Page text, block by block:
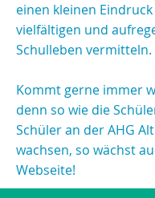
einen kleinen
vielfältigen und
Schulleben vermitteln.
Kommt gerne immer
denn so wie die
Schüler an der AHG
wachsen, so wächst
Webseite!